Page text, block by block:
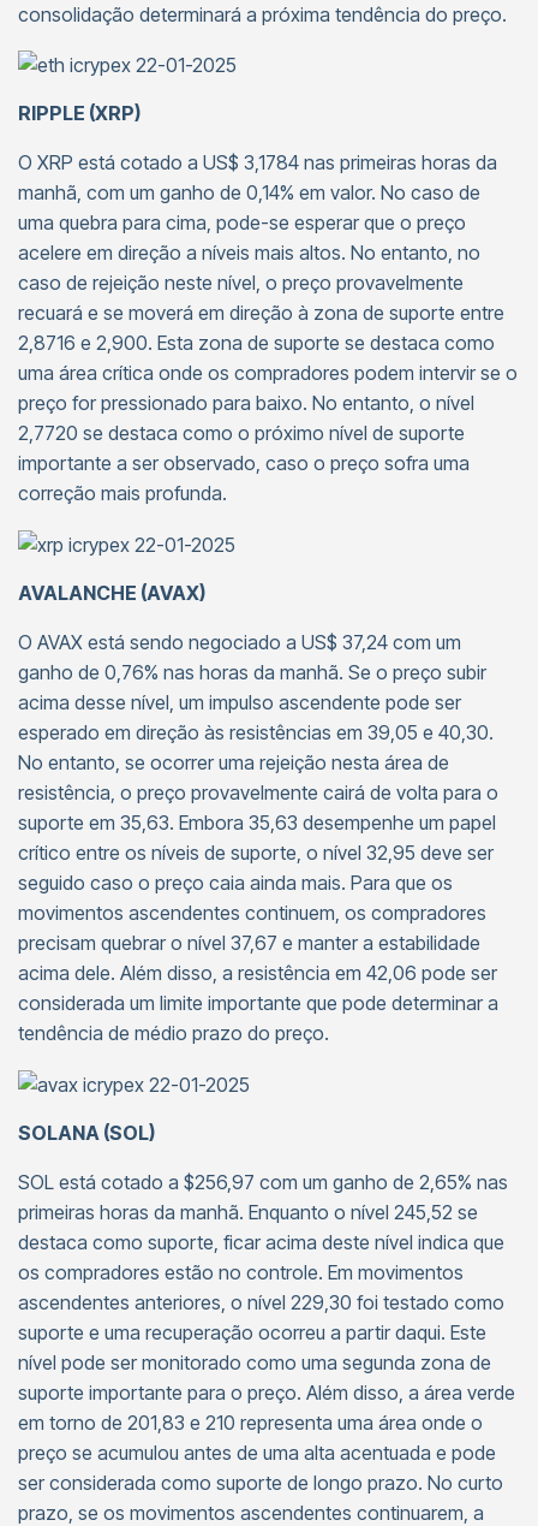
consolidação determinará a próxima tendência do preço.
RIPPLE (XRP)
O XRP está cotado a US$ 3,1784 nas primeiras horas da
manhã, com um ganho de 0,14% em valor. No caso de
uma quebra para cima, pode-se esperar que o preço
acelere em direção a níveis mais altos. No entanto, no
caso de rejeição neste nível, o preço provavelmente
recuará e se moverá em direção à zona de suporte entre
2,8716 e 2,900. Esta zona de suporte se destaca como
uma área crítica onde os compradores podem intervir se o
preço for pressionado para baixo. No entanto, o nível
2,7720 se destaca como o próximo nível de suporte
importante a ser observado, caso o preço sofra uma
correção mais profunda.
AVALANCHE (AVAX)
O AVAX está sendo negociado a US$ 37,24 com um
ganho de 0,76% nas horas da manhã. Se o preço subir
acima desse nível, um impulso ascendente pode ser
esperado em direção às resistências em 39,05 e 40,30.
No entanto, se ocorrer uma rejeição nesta área de
resistência, o preço provavelmente cairá de volta para o
suporte em 35,63. Embora 35,63 desempenhe um papel
crítico entre os níveis de suporte, o nível 32,95 deve ser
seguido caso o preço caia ainda mais. Para que os
movimentos ascendentes continuem, os compradores
precisam quebrar o nível 37,67 e manter a estabilidade
acima dele. Além disso, a resistência em 42,06 pode ser
considerada um limite importante que pode determinar a
tendência de médio prazo do preço.
SOLANA (SOL)
SOL está cotado a $256,97 com um ganho de 2,65% nas
primeiras horas da manhã. Enquanto o nível 245,52 se
destaca como suporte, ficar acima deste nível indica que
os compradores estão no controle. Em movimentos
ascendentes anteriores, o nível 229,30 foi testado como
suporte e uma recuperação ocorreu a partir daqui. Este
nível pode ser monitorado como uma segunda zona de
suporte importante para o preço. Além disso, a área verde
em torno de 201,83 e 210 representa uma área onde o
preço se acumulou antes de uma alta acentuada e pode
ser considerada como suporte de longo prazo. No curto
prazo, se os movimentos ascendentes continuarem, a